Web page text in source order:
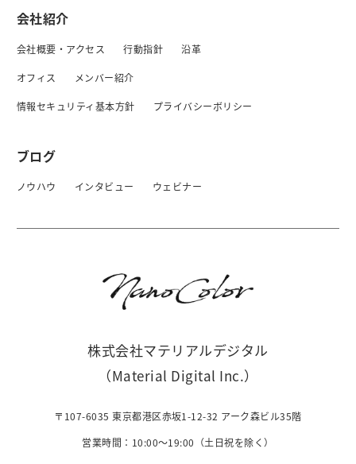
会社紹介
会社概要・アクセス 行動指針 沿革
オフィス メンバー紹介
情報セキュリティ基本方針 プライバシーボリシー
ブログ
ノウハウ インタビュー ウェビナー
株式会社マテリアルデジタル
（Material Digital Inc.）
〒107-6035 東京都港区赤坂1-12-32 アーク森ビル35階
営業時間：10:00〜19:00（土日祝を除く）